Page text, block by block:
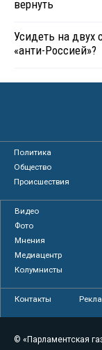
вернуть
Усидеть на двух
«анти-Россией»?
Политика
Общество
Происшествия
Видео
Фото
Мнения
Медиацентр
Колумнисты
Контакты
© «Парламентская